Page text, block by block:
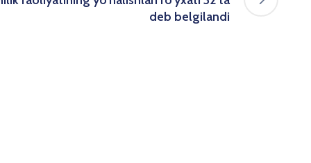
deb belgilandi